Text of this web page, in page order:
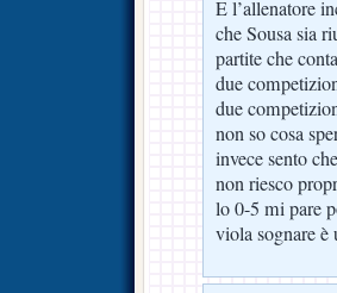
E l’allenatore
che Sousa sia
partite che
due
due
non so cosa
invece sento
non riesco
lo 0-5 mi pare
viola sognare è